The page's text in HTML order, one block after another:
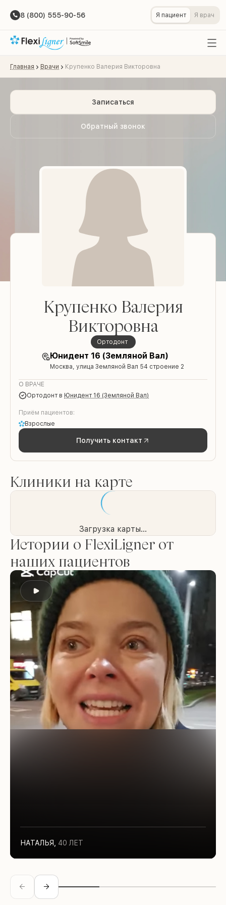
8 (800) 555-90-56 Я пациент Я врач
Главная Врачи Крупенко Валерия Викторовна
Обратный звонок
Записаться
Крупенко Валерия
Викторовна
ортодонт
Юнидент 16 (Земляной Вал)
Москва, улица Земляной Вал 54 строение 2
О ВРАЧЕ
ортодонт в Юнидент 16 (Земляной Вал)
Приём пациентов:
Взрослые
Получить контакт
Клиники на карте
Загрузка карты...
Истории о FlexiLigner от
наших пациентов
НАТАЛЬЯ, 40 ЛЕТ